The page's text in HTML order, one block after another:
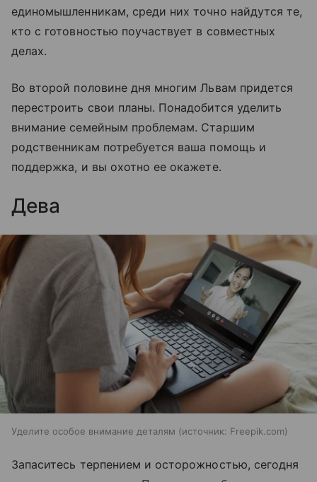
единомышленникам, среди них точно найдутся те,
кто с готовностью поучаствует в совместных
делах.
Во второй половине дня многим Львам придется
перестроить свои планы. Понадобится уделить
внимание семейным проблемам. Старшим
родственникам потребуется ваша помощь и
поддержка, и вы охотно ее окажете.
Дева
Уделите особое внимание деталям источник: Freepik.com
Запаситесь терпением и осторожностью, сегодня